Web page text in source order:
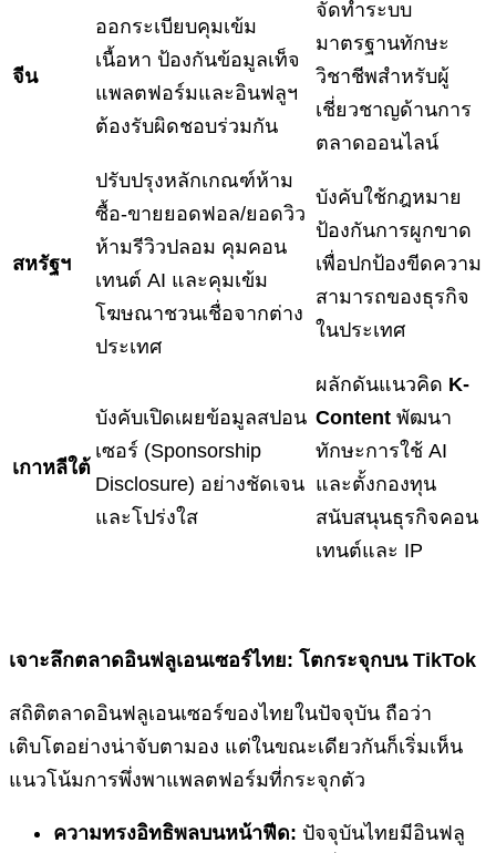
จีน
ออกระเบียบคุมเข้ม
เนื้อหา ป้องกันข้อมูลเท็จ
แพลตฟอร์มและอินฟลูฯ
ต้องรับผิดชอบร่วมกัน
จัดทำระบบ
มาตรฐานทักษะ
วิชาชีพสำหรับผู้
เชี่ยวชาญด้านการ
ตลาดออนไลน์
สหรัฐฯ
ปรับปรุงหลักเกณฑ์ห้าม
ซื้อ-ขายยอดฟอล/ยอดวิว
ห้ามรีวิวปลอม คุมคอน
เทนต์ AI และคุมเข้ม
โฆษณาชวนเชื่อจากต่าง
ประเทศ
บังคับใช้กฎหมาย
ป้องกันการผูกขาด
เพื่อปกป้องขีดความ
สามารถของธุรกิจ
ในประเทศ
เกาหลีใต้
บังคับเปิดเผยข้อมูลสปอน
เซอร์ (Sponsorship
Disclosure) อย่างชัดเจน
และโปร่งใส
ผลักดันแนวคิด K-
Content พัฒนา
ทักษะการใช้ AI
และตั้งกองทุน
สนับสนุนธุรกิจคอน
เทนต์และ IP
เจาะลึกตลาดอินฟลูเอนเซอร์ไทย: โตกระจุกบน TikTok
สถิติตลาดอินฟลูเอนเซอร์ของไทยในปัจจุบัน ถือว่า
เติบโตอย่างน่าจับตามอง แต่ในขณะเดียวกันก็เริ่มเห็น
แนวโน้มการพึ่งพาแพลตฟอร์มที่กระจุกตัว
ความทรงอิทธิพลบนหน้าฟีด: ปัจจุบันไทยมีอินฟลู